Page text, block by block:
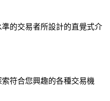
的交易者所設計的直覺式介
符合您興趣的各種交易機